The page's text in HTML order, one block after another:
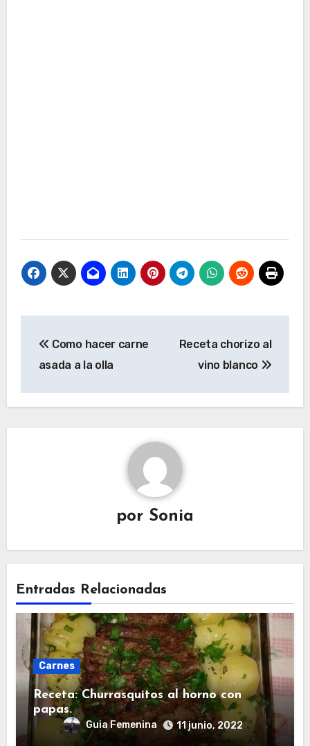
de
Como hacer carne
asada a la olla
Receta chorizo al
vino blanco
por Sonia
Entradas Relacionadas
Carnes
Receta: Churrasquitos al horno con
papas.
Guia Femenina 11 junio, 2022